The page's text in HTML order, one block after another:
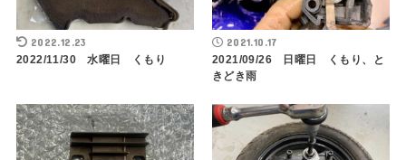
2022.12.23
2022/11/30 水曜日 くもり
2021.10.17
2021/09/26 日曜日 くもり、と
きどき雨